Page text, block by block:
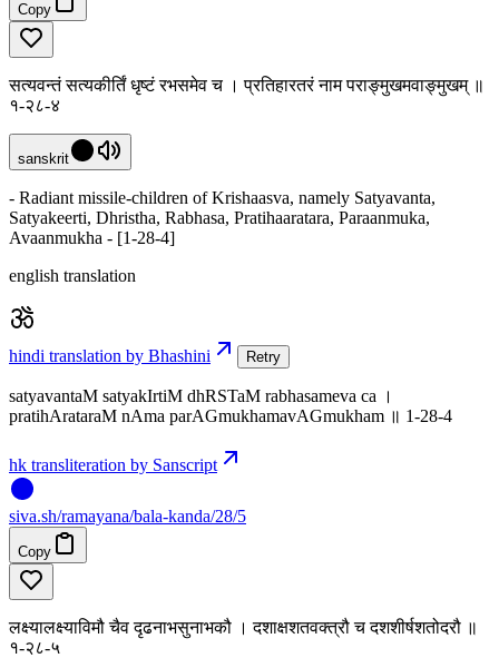
Copy
सत्यवन्तं सत्यकीर्तिं धृष्टं रभसमेव च । प्रतिहारतरं नाम पराङ्मुखमवाङ्मुखम् ॥
१-२८-४
sanskrit
- Radiant missile-children of Krishaasva, namely Satyavanta,
Satyakeerti, Dhristha, Rabhasa, Pratihaaratara, Paraanmuka,
Avaanmukha - [1-28-4]
english translation
hindi translation by Bhashini Retry
satyavantaM satyakIrtiM dhRSTaM rabhasameva ca ।
pratihArataraM nAma parAGmukhamavAGmukham ॥ 1-28-4
hk transliteration by Sanscript
siva.sh/ramayana/bala-kanda/28/5
Copy
लक्ष्यालक्ष्याविमौ चैव दृढनाभसुनाभकौ । दशाक्षशतवक्त्रौ च दशशीर्षशतोदरौ ॥
१-२८-५